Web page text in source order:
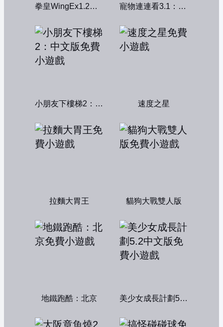
拳皇WingEx1.2雙人版 寵物連連看3.1：共享版
小朋友下樓梯2：中文版 速度之星
拉麵大胃王 貓狗大戰雙人版
地鐵跑酷：北京 美少女成長計劃5.2中文版